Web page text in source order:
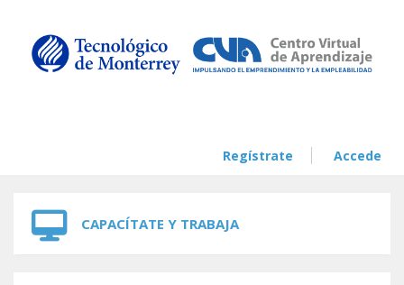
Regístrate Accede
CAPACÍTATE Y TRABAJA